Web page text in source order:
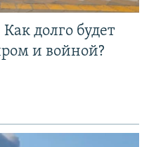
долго будет
и войной?